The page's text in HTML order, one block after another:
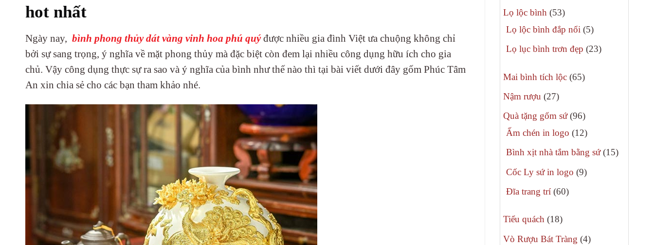
Lọ lộc bình 5353
sản
Lọ lộc bình đắp nổi 55
phẩm
Lọ lục bình trơn đẹp 2323
Mai bình tích lộc 6565
Nậm rượu 2727
phẩm
Quà tặng gốm sứ 9696
sản
Ấm chén in logo 1212
phẩm
Bình xịt nhà tắm bằng sứ 1515
Cốc Ly sứ in logo 99
Đĩa trang trí 6060
Tiểu quách 1818
Vò Rượu Bát Tràng 44
hot nhất
Ngày nay, bình phong thủy dát vàng vinh hoa phú quýđược nhiều gia đình Việt ưa chuộng không chỉ
bởi sự sang trọng, ý nghĩa về mặt phong thủy mà đặc biệt còn đem lại nhiều công dụng hữu ích cho gia
chủ. Vậy công dụng thực sự ra sao và ý nghĩa của bình như thế nào thì tại bài viết dưới đây gốm Phúc Tâm
An xin chia sẻ cho các bạn tham khảo nhé.